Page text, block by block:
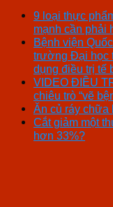
9 loại thực
mạnh cần phải
Bệnh viện
trường Đại học
dụng điều trị tế
VIDEO ĐIỀU
chiêu trò “vẽ
Ăn củ ráy chữa
Cắt giảm một
hơn 33%?